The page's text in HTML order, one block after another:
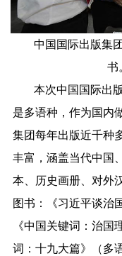
中国国际出版集
书
本次中国国际出
是多语种，作为国内
集团每年出版近千种
丰富，涵盖当代中国
本、历史画册、对外
图书：《习近平谈治
《中国关键词：治
词：十九大篇》（多